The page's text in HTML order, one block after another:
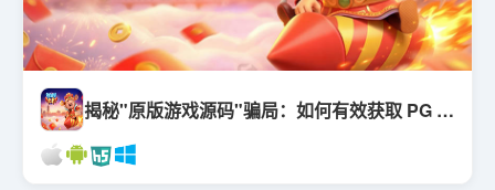
揭秘"原版游戏源码"骗局：如何有效获取 PG 与 PP 官方 API 文档？